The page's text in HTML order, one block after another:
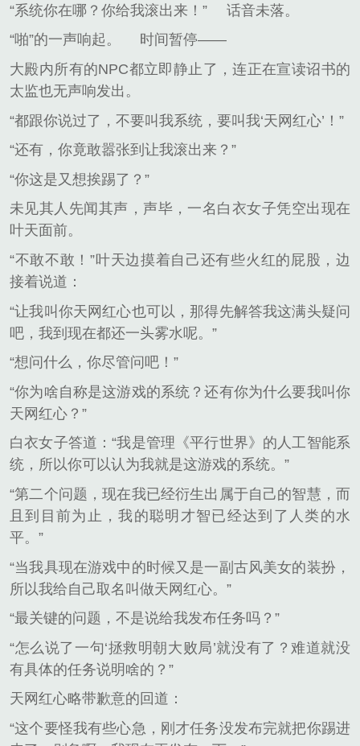
“系统你在哪？你给我滚出来！”
话音未落。
“啪”的一声响起。
时间暂停——
大殿内所有的NPC都立即静止了，连正在宣读诏书的
太监也无声响发出。
“都跟你说过了，不要叫我系统，要叫我‘天网红心’！”
“还有，你竟敢嚣张到让我滚出来？”
“你这是又想挨踢了？”
未见其人先闻其声，声毕，一名白衣女子凭空出现在
叶天面前。
“不敢不敢！”叶天边摸着自己还有些火红的屁股，边
接着说道：
“让我叫你天网红心也可以，那得先解答我这满头疑问
吧，我到现在都还一头雾水呢。”
“想问什么，你尽管问吧！”
“你为啥自称是这游戏的系统？还有你为什么要我叫你
天网红心？”
白衣女子答道：“我是管理《平行世界》的人工智能系
统，所以你可以认为我就是这游戏的系统。”
“第二个问题，现在我已经衍生出属于自己的智慧，而
且到目前为止，我的聪明才智已经达到了人类的水
平。”
“当我具现在游戏中的时候又是一副古风美女的装扮，
所以我给自己取名叫做天网红心。”
“最关键的问题，不是说给我发布任务吗？”
“怎么说了一句‘拯救明朝大败局’就没有了？难道就没
有具体的任务说明啥的？”
天网红心略带歉意的回道：
“这个要怪我有些心急，刚才任务没发布完就把你踢进